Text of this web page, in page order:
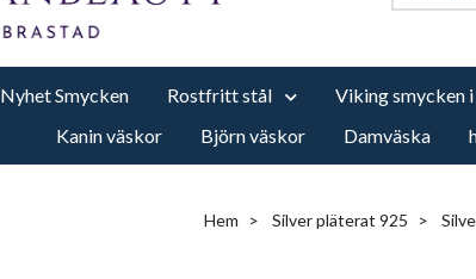
Nyhet Smycken Rostfritt stål Viking smycken
Kanin väskor
Björn väskor Damväska
Hem Silver pläterat 925